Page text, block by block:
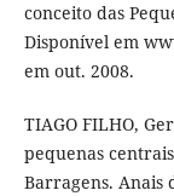
conceito das
Disponível em
em out. 2008.
TIAGO FILHO,
pequenas
Barragens. Anais